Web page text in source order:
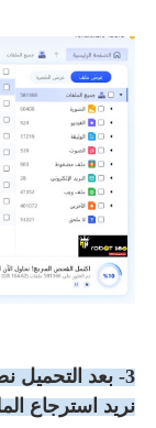
3- بعد التحميل
نريد استرجاع